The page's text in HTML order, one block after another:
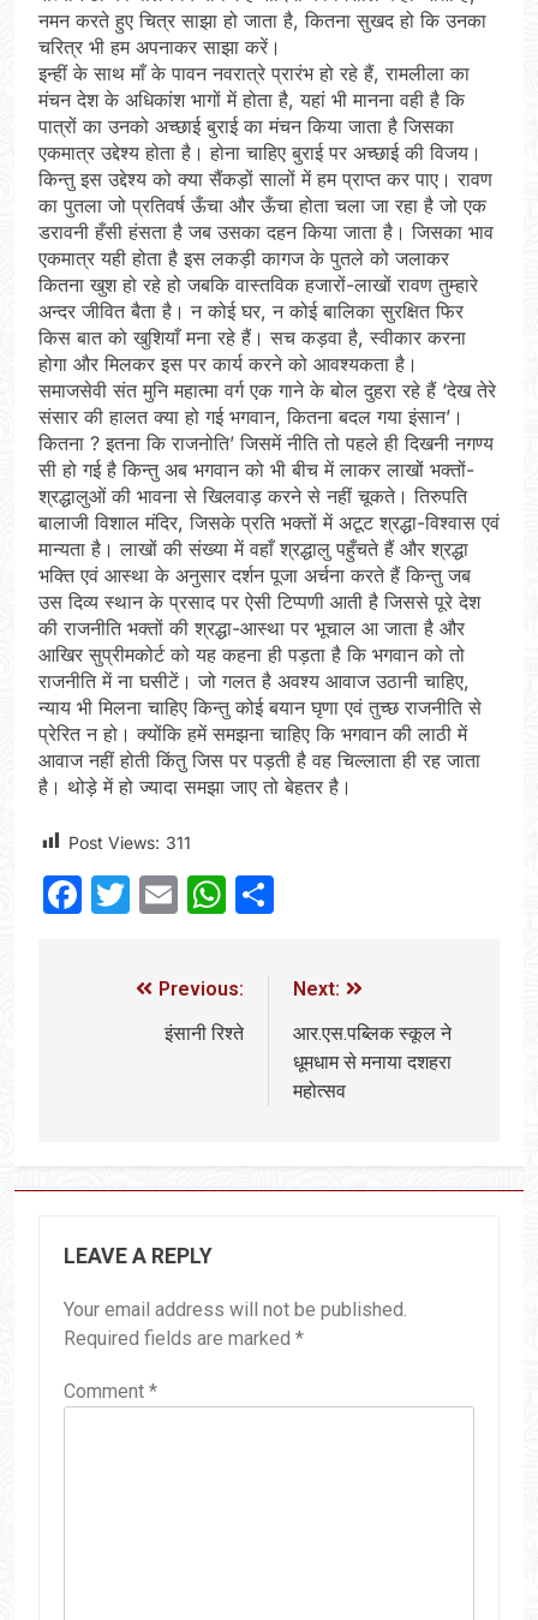
नमन करते हुए चित्र साझा हो जाता है, कितना सुखद हो कि उनका
चरित्र भी हम अपनाकर साझा करें।
इन्हीं के साथ माँ के पावन नवरात्रे प्रारंभ हो रहे हैं, रामलीला का
मंचन देश के अधिकांश भागों में होता है, यहां भी मानना वही है कि
पात्रों का उनको अच्छाई बुराई का मंचन किया जाता है जिसका
एकमात्र उद्देश्य होता है। होना चाहिए बुराई पर अच्छाई की विजय।
किन्तु इस उ‌द्देश्य को क्या सैंकड़ों सालों में हम प्राप्त कर पाए। रावण
का पुतला जो प्रतिवर्ष ऊँचा और ऊँचा होता चला जा रहा है जो एक
डरावनी हँसी हंसता है जब उसका दहन किया जाता है। जिसका भाव
एकमात्र यही होता है इस लकड़ी कागज के पुतले को जलाकर
कितना खुश हो रहे हो जबकि वास्तविक हजारों-लाखों रावण तुम्हारे
अन्दर जीवित बैता है। न कोई घर, न कोई बालिका सुरक्षित फिर
किस बात को खुशियाँ मना रहे हैं। सच कड़वा है, स्वीकार करना
होगा और मिलकर इस पर कार्य करने को आवश्यकता है।
समाजसेवी संत मुनि महात्मा वर्ग एक गाने के बोल दुहरा रहे हैं ‘देख तेरे
संसार की हालत क्या हो गई भगवान, कितना बदल गया इंसान’।
कितना ? इतना कि राजनोति’ जिसमें नीति तो पहले ही दिखनी नगण्य
सी हो गई है किन्तु अब भगवान को भी बीच में लाकर लाखों भक्तों-
श्रद्धालुओं की भावना से खिलवाड़ करने से नहीं चूकते। तिरुपति
बालाजी विशाल मंदिर, जिसके प्रति भक्तों में अटूट श्रद्धा-विश्वास एवं
मान्यता है। लाखों की संख्या में वहाँ श्रद्धालु पहुँचते हैं और श्रद्धा
भक्ति एवं आस्था के अनुसार दर्शन पूजा अर्चना करते हैं किन्तु जब
उस दिव्य स्थान के प्रसाद पर ऐसी टिप्पणी आती है जिससे पूरे देश
की राजनीति भक्तों की श्रद्धा-आस्था पर भूचाल आ जाता है और
आखिर सुप्रीमकोर्ट को यह कहना ही पड़ता है कि भगवान को तो
राजनीति में ना घसीटें। जो गलत है अवश्य आवाज उठानी चाहिए,
न्याय भी मिलना चाहिए किन्तु कोई बयान घृणा एवं तुच्छ राजनीति से
प्रेरित न हो। क्योंकि हमें समझना चाहिए कि भगवान की लाठी में
आवाज नहीं होती किंतु जिस पर पड़ती है वह चिल्लाता ही रह जाता
है। थोड़े में हो ज्यादा समझा जाए तो बेहतर है।
Post Views: 311
Facebook
Twitter
EmailWhatsApp
Previous:
इंसानी रिश्ते
Next:
आर.एस.पब्लिक स्कूल ने
धूमधाम से मनाया दशहरा
महोत्सव
LEAVE A REPLY
Your email address will not be published.
Required fields are marked *
Comment *